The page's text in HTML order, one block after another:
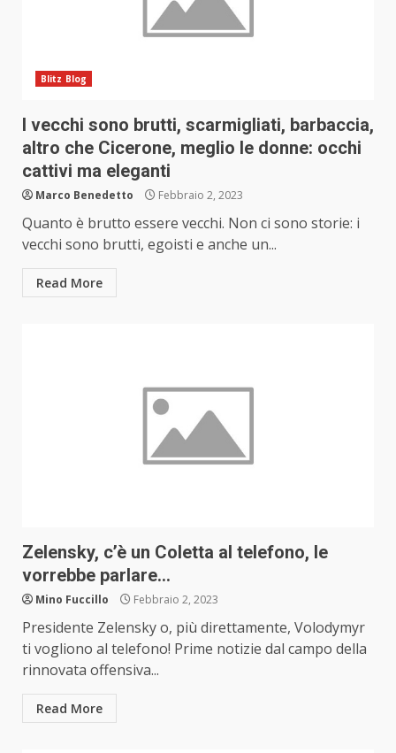
Blitz Blog
I vecchi sono brutti, scarmigliati, barbaccia,
altro che Cicerone, meglio le donne: occhi
cattivi ma eleganti
Marco Benedetto Febbraio 2, 2023
Quanto è brutto essere vecchi. Non ci sono storie: i
vecchi sono brutti, egoisti e anche un...
Read More
Zelensky, c’è un Coletta al telefono, le
vorrebbe parlare…
Mino Fuccillo Febbraio 2, 2023
Presidente Zelensky o, più direttamente, Volodymyr
ti vogliono al telefono! Prime notizie dal campo della
rinnovata offensiva...
Read More